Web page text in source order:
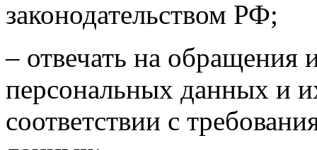
законодательством РФ;
– отвечать на обращения
персональных данных и
соответствии с